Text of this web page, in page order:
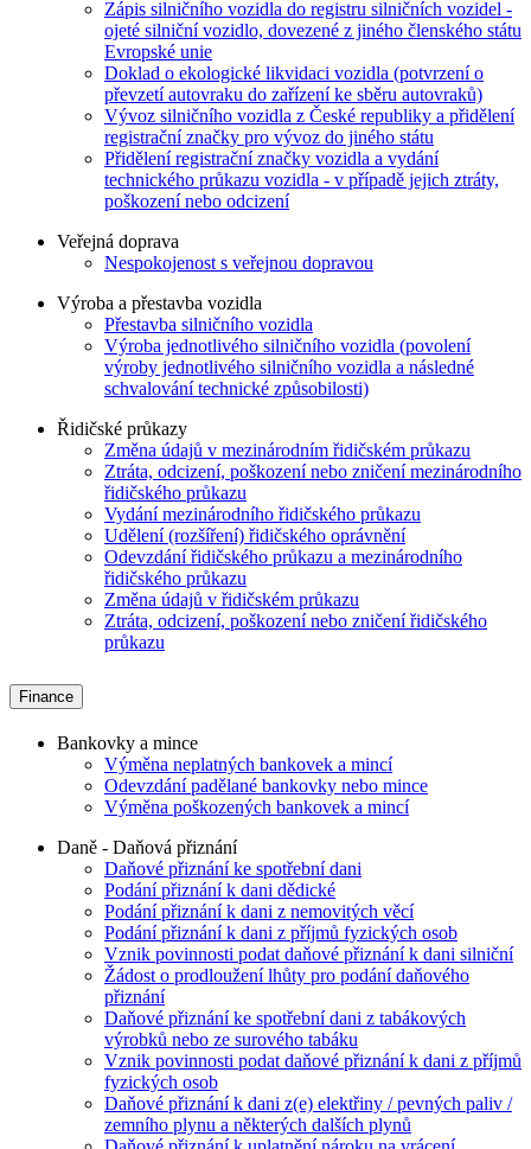
Zápis silničního vozidla do registru silničních vozidel -
ojeté silniční vozidlo, dovezené z jiného členského státu
Evropské unie
Doklad o ekologické likvidaci vozidla (potvrzení o
převzetí autovraku do zařízení ke sběru autovraků)
Vývoz silničního vozidla z České republiky a přidělení
registrační značky pro vývoz do jiného státu
Přidělení registrační značky vozidla a vydání
technického průkazu vozidla - v případě jejich ztráty,
poškození nebo odcizení
Veřejná doprava
Nespokojenost s veřejnou dopravou
Výroba a přestavba vozidla
Přestavba silničního vozidla
Výroba jednotlivého silničního vozidla (povolení
výroby jednotlivého silničního vozidla a následné
schvalování technické způsobilosti)
Řidičské průkazy
Změna údajů v mezinárodním řidičském průkazu
Ztráta, odcizení, poškození nebo zničení mezinárodního
řidičského průkazu
Vydání mezinárodního řidičského průkazu
Udělení (rozšíření) řidičského oprávnění
Odevzdání řidičského průkazu a mezinárodního
řidičského průkazu
Změna údajů v řidičském průkazu
Ztráta, odcizení, poškození nebo zničení řidičského
průkazu
Finance
Bankovky a mince
Výměna neplatných bankovek a mincí
Odevzdání padělané bankovky nebo mince
Výměna poškozených bankovek a mincí
Daně - Daňová přiznání
Daňové přiznání ke spotřební dani
Podání přiznání k dani dědické
Podání přiznání k dani z nemovitých věcí
Podání přiznání k dani z příjmů fyzických osob
Vznik povinnosti podat daňové přiznání k dani silniční
Žádost o prodloužení lhůty pro podání daňového
přiznání
Daňové přiznání ke spotřební dani z tabákových
výrobků nebo ze surového tabáku
Vznik povinnosti podat daňové přiznání k dani z příjmů
fyzických osob
Daňové přiznání k dani z(e) elektřiny / pevných paliv /
zemního plynu a některých dalších plynů